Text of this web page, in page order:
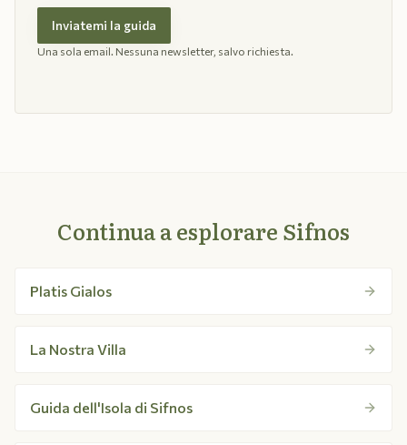
Inviatemi la guida
Una sola email. Nessuna newsletter, salvo richiesta.
Continua a esplorare Sifnos
Platis Gialos
La Nostra Villa
Guida dell'Isola di Sifnos